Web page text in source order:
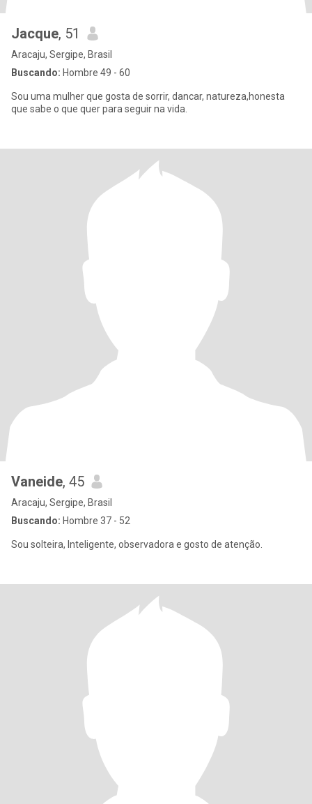
Jacque, 51
Aracaju, Sergipe, Brasil
Buscando: Hombre 49 - 60
Sou uma mulher que gosta de sorrir, dancar, natureza,honesta
que sabe o que quer para seguir na vida.
Vaneide, 45
Aracaju, Sergipe, Brasil
Buscando: Hombre 37 - 52
Sou solteira, Inteligente, observadora e gosto de atenção.